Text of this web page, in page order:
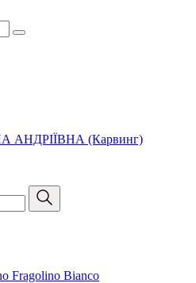
Fragolino Bianco